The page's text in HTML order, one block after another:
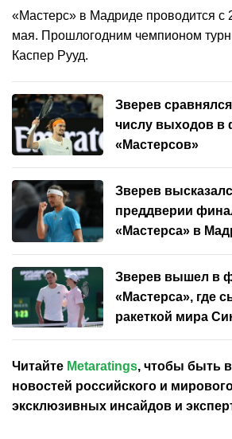
«Мастерс» в Мадриде проводится с
мая. Прошлогодним чемпионом
Каспер Рууд.
Зверев
числу выходов в
«Мастерсов»
Зверев
преддверии
«Мастерса» в
Зверев вышел в
«Мастерса», где
ракеткой мира
Читайте Metaratings, чтобы быть
новостей российского и
эксклюзивных инсайдов и